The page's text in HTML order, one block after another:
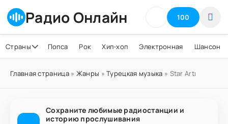
Радио Онлайн 100
Страны Попса Рок Хип-хоп Электронная Шансон
Главная страница» Жанры »Турецкая музыка » Star Artı
Сохраните любимые радиостанции и
историю прослушивания